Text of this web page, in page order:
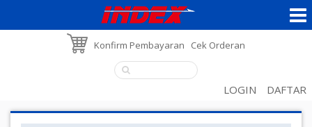
Konfirm Pembayaran Cek Orderan
LOGIN DAFTAR